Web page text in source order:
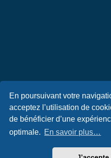
En poursuivant votre
acceptez l’utilisation de
de bénéficier d’une
optimale. En savoir plus…